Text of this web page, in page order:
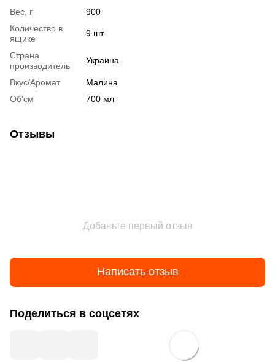
Вес, г
900
Количество в
ящике
9 шт.
Страна
производитель
Украина
Вкус/Аромат
Малина
Об'єм
700 мл
Отзывы
Добавьте первый отзыв
Написать отзыв
Поделиться в соцсетях